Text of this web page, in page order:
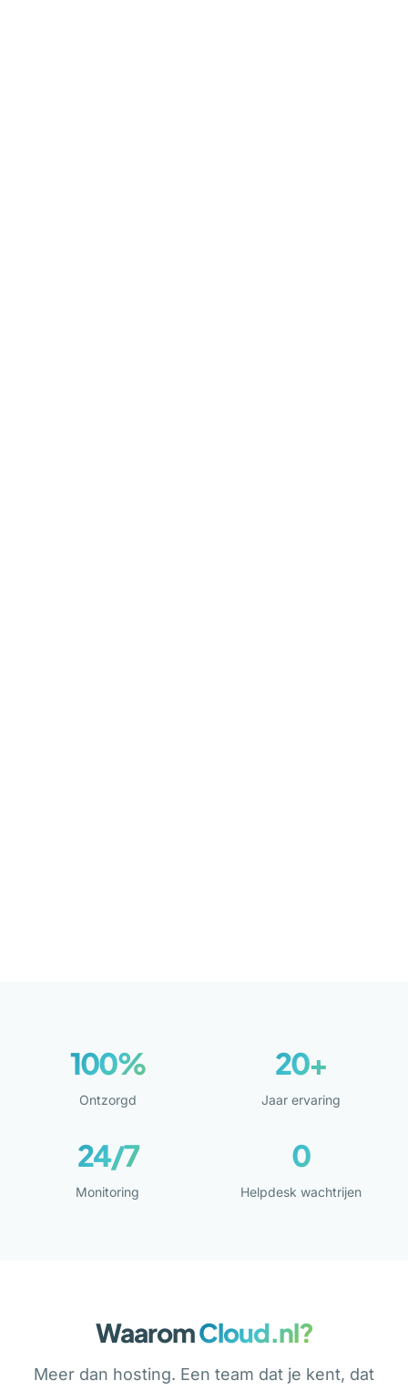
100%
Ontzorgd
20+
Jaar ervaring
24/7
Monitoring
0
Helpdesk wachtrijen
WaaromCloud.nl?
Meer dan hosting. Een team dat je kent, dat